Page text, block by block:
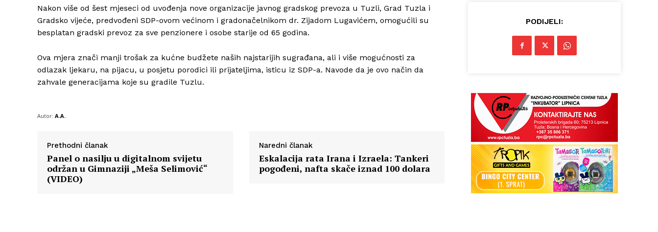
Nakon više od šest mjeseci od uvođenja nove organizacije javnog gradskog prevoza u Tuzli, Grad Tuzla i
Gradsko vijeće, predvođeni SDP-ovom većinom i gradonačelnikom dr. Zijadom Lugavićem, omogućili su
besplatan gradski prevoz za sve penzionere i osobe starije od 65 godina.
Ova mjera znači manji trošak za kućne budžete naših najstarijih sugrađana, ali i više mogućnosti za
odlazak ljekaru, na pijacu, u posjetu porodici ili prijateljima, isticu iz SDP-a. Navode da je ovo način da
zahvale generacijama koje su gradile Tuzlu.
Autor: A.A.
Prethodni članak
Panel o nasilju u digitalnom svijetu
održan u Gimnaziji „Meša Selimović“
(VIDEO)
Naredni članak
Eskalacija rata Irana i Izraela: Tankeri
pogođeni, nafta skače iznad 100 dolara
PODIJELI: